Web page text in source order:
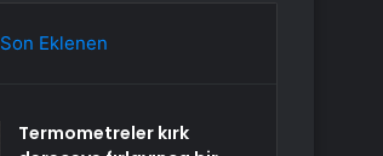
Son Eklenen
Termometreler kırk